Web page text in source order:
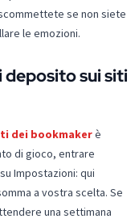
se non siete
le emozioni.
sui siti
dei bookmakerè
di gioco, entrare
Impostazioni: qui
a vostra scelta. Se
una settimana